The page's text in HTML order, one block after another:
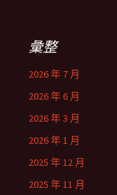
彙整
2026 年 7 月
2026 年 6 月
2026 年 3 月
2026 年 1 月
2025 年 12 月
2025 年 11 月